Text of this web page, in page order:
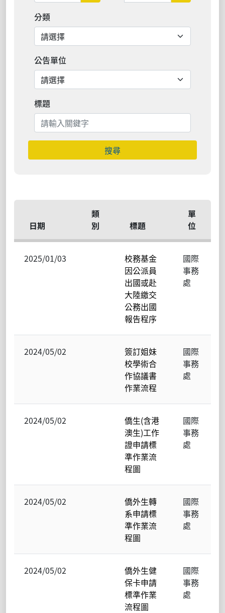
分類
公告單位
標題
搜尋
日期
類
別
標題
單
位
2025/01/03
校務基金
因公派員
出國或赴
大陸繳交
公務出國
報告程序
國際
事務
處
2024/05/02
簽訂姐妹
校學術合
作協議書
作業流程
國際
事務
處
2024/05/02
僑生(含港
澳生)工作
證申請標
準作業流
程圖
國際
事務
處
2024/05/02
僑外生轉
系申請標
準作業流
程圖
國際
事務
處
2024/05/02
僑外生健
保卡申請
標準作業
流程圖
國際
事務
處